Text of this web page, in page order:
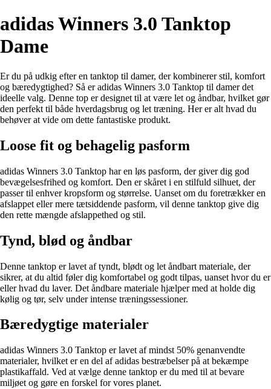
adidas Winners 3.0 Tanktop
Dame
Er du på udkig efter en tanktop til damer, der kombinerer stil, komfort
og bæredygtighed? Så er adidas Winners 3.0 Tanktop til damer det
ideelle valg. Denne top er designet til at være let og åndbar, hvilket gør
den perfekt til både hverdagsbrug og let træning. Her er alt hvad du
behøver at vide om dette fantastiske produkt.
Loose fit og behagelig pasform
adidas Winners 3.0 Tanktop har en løs pasform, der giver dig god
bevægelsesfrihed og komfort. Den er skåret i en stilfuld silhuet, der
passer til enhver kropsform og størrelse. Uanset om du foretrækker en
afslappet eller mere tætsiddende pasform, vil denne tanktop give dig
den rette mængde afslappethed og stil.
Tynd, blød og åndbar
Denne tanktop er lavet af tyndt, blødt og let åndbart materiale, der
sikrer, at du altid føler dig komfortabel og godt tilpas, uanset hvor du er
eller hvad du laver. Det åndbare materiale hjælper med at holde dig
kølig og tør, selv under intense træningssessioner.
Bæredygtige materialer
adidas Winners 3.0 Tanktop er lavet af mindst 50% genanvendte
materialer, hvilket er en del af adidas bestræbelser på at bekæmpe
plastikaffald. Ved at vælge denne tanktop er du med til at bevare
miljøet og gøre en forskel for vores planet.